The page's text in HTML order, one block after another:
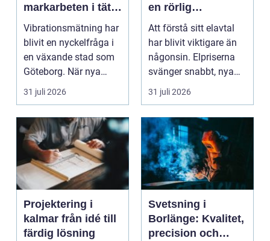
markarbeten i tät
stadsmiljö
Vibrationsmätning har
blivit en nyckelfråga i
en växande stad som
Göteborg. När nya
bostäder, broar,...
31 juli 2026
en rörlig
elmarknad
Att förstå sitt elavtal
har blivit viktigare än
någonsin. Elpriserna
svänger snabbt, nya
typer av av...
31 juli 2026
Projektering i
kalmar från idé till
färdig lösning
Svetsning i
Borlänge: Kvalitet,
precision och